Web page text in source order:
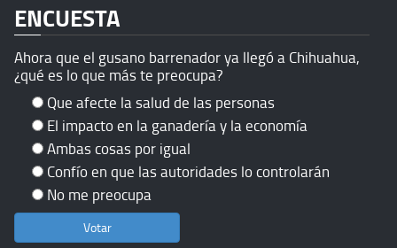
ENCUESTA
Ahora que el gusano barrenador ya llegó a Chihuahua,
¿qué es lo que más te preocupa?
Que afecte la salud de las personas
El impacto en la ganadería y la economía
Ambas cosas por igual
Confío en que las autoridades lo controlarán
No me preocupa